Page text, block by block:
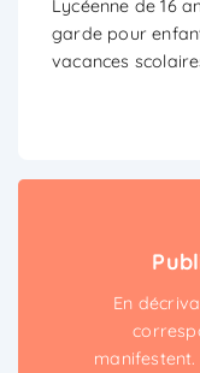
Lycéenne de 16
garde pour
vacances
En
manifestent.